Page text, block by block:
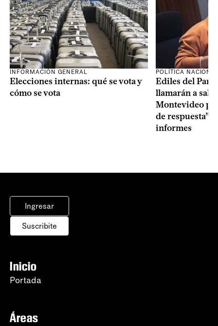
INFORMACIÓN GENERAL
Elecciones internas: qué se vota y
cómo se vota
POLÍTICA
Ediles del
llamarán a sala
Montevideo
de respuesta”
informes
Ingresar
Suscribite
Inicio
Portada
Áreas